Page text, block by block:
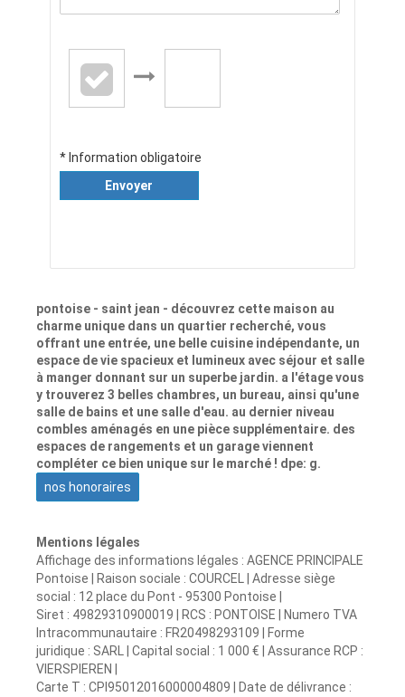
* Information obligatoire
Envoyer
pontoise - saint jean - découvrez cette maison au
charme unique dans un quartier recherché, vous
offrant une entrée, une belle cuisine indépendante, un
espace de vie spacieux et lumineux avec séjour et salle
à manger donnant sur un superbe jardin. a l'étage vous
y trouverez 3 belles chambres, un bureau, ainsi qu'une
salle de bains et une salle d'eau. au dernier niveau
combles aménagés en une pièce supplémentaire. des
espaces de rangements et un garage viennent
compléter ce bien unique sur le marché ! dpe: g.
nos honoraires
Mentions légales
Affichage des informations légales : AGENCE PRINCIPALE
Pontoise | Raison sociale : COURCEL | Adresse siège
social : 12 place du Pont - 95300 Pontoise |
Siret : 49829310900019 | RCS : PONTOISE | Numero TVA
Intracommunautaire : FR20498293109 | Forme
juridique : SARL | Capital social : 1 000 € | Assurance RCP :
VIERSPIEREN |
Carte T : CPI95012016000004809 | Date de délivrance :